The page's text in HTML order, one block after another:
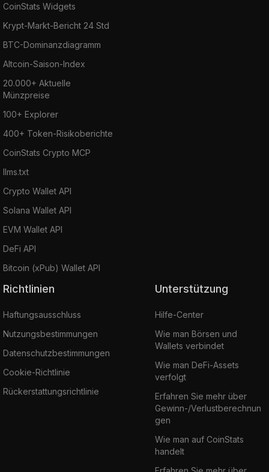
CoinStats Widgets
Krypt-Markt-Bericht 24 Std
BTC-Dominanzdiagramm
Altcoin-Saison-Index
20.000+ Aktuelle
Münzpreise
100+ Explorer
400+ Token-Risikoberichte
CoinStats Crypto MCP
llms.txt
Crypto Wallet API
Solana Wallet API
EVM Wallet API
DeFi API
Bitcoin (xPub) Wallet API
Richtlinien
Haftungsausschluss
Nutzungsbestimmungen
Datenschutzbestimmungen
Cookie-Richtlinie
Rückerstattungsrichtlinie
Unterstützung
Hilfe-Center
Wie man Börsen und
Wallets verbindet
Wie man DeFi-Assets
verfolgt
Erfahren Sie mehr über
Gewinn-/Verlustberechnun
gen
Wie man auf CoinStats
handelt